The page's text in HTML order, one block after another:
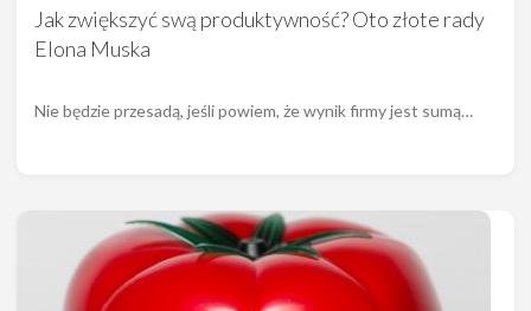
Jak zwiększyć swą produktywność? Oto złote rady
Elona Muska
Nie będzie przesadą, jeśli powiem, że wynik firmy jest sumą…